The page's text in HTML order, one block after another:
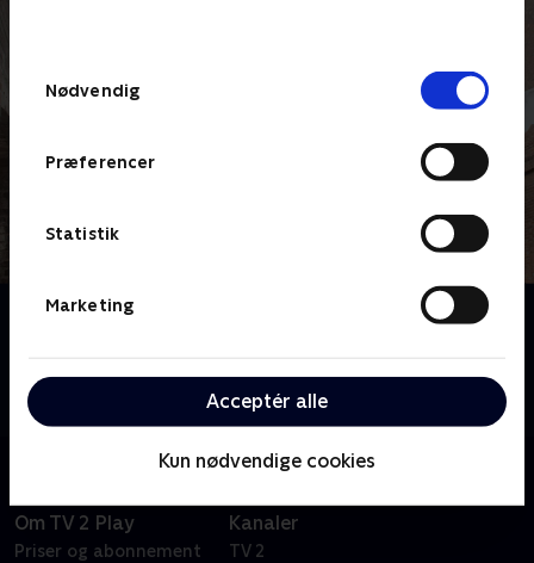
Nødvendig
Præferencer
Statistik
Marketing
Acceptér alle
Kun nødvendige cookies
Om Jordemoderen
sygeplejersker og jordemødre fra London midt i
1900-tallet. Baseret på Jennifer Worths erindringer.
Om TV 2 Play
Priser og abonnement
Kanaler
TV 2